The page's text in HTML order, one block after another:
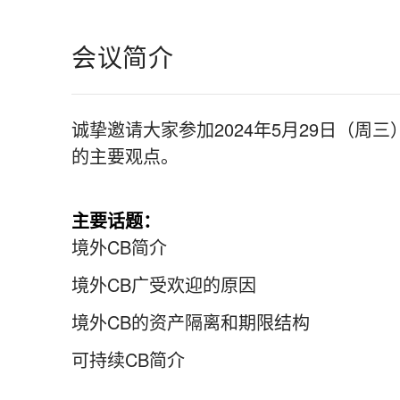
会议简介
诚挚邀请大家参加2024年5月29日（周
的主要观点。
主要话题：
境外CB简介
境外CB广受欢迎的原因
境外CB的资产隔离和期限结构
可持续CB简介